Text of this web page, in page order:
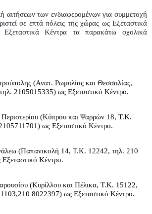
αιτήσεων των ενδιαφερομένων για συμμετοχή
σε επτά πόλεις της χώρας ως Εξεταστικά
Εξεταστικά Κέντρα τα παρακάτω σχολικά
(Ανατ. Ρωμυλίας και Θεσσαλίας,
2105015335) ως Εξεταστικό Κέντρο.
(Κύπρου και Ψαρρών 18, Τ.Κ.
ως Εξεταστικό Κέντρο.
(Παπανικολή 14, Τ.Κ. 12242, τηλ. 210
Κέντρο.
(Κυρίλλου και Πέλικα, Τ.Κ. 15122,
8022397) ως Εξεταστικό Κέντρο.